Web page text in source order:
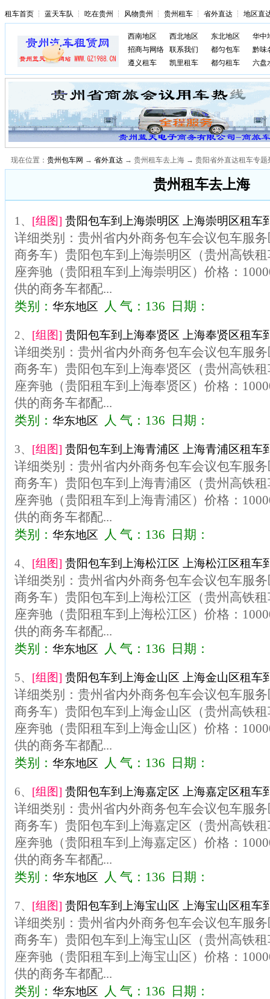
租车首页 ┆ 蓝天车队 ┆ 吃在贵州 ┆ 风物贵州 ┆ 贵州租车 ┆ 省外直达 ┆ 地区直
西南地区 西北地区 东北地区
华中
招商与网络
联系我们 都匀包车
黔味
遵义租车
凯里租车 都匀租车 六盘
现在位置： 贵州包车网 → 省外直达 → 贵州租车去上海 → 贵阳省外直达租车专题
贵州租车去上海
1、 [组图] 贵阳包车到上海崇明区 上海崇明区租车
详细类别：贵州省内外商务包车会议包车服
商务车）贵阳包车到上海崇明区（贵州高铁
座奔驰（贵阳租车到上海崇明区）价格：
供的商务车都配...
类别： 华东地区 人 气：136 日期：
2、 [组图] 贵阳包车到上海奉贤区 上海奉贤区租车
详细类别：贵州省内外商务包车会议包车服
商务车）贵阳包车到上海奉贤区（贵州高铁
座奔驰（贵阳租车到上海奉贤区）价格：
供的商务车都配...
类别： 华东地区 人 气：136 日期：
3、 [组图] 贵阳包车到上海青浦区 上海青浦区租车
详细类别：贵州省内外商务包车会议包车服
商务车）贵阳包车到上海青浦区（贵州高铁
座奔驰（贵阳租车到上海青浦区）价格：
供的商务车都配...
类别： 华东地区 人 气：136 日期：
4、 [组图] 贵阳包车到上海松江区 上海松江区租车
详细类别：贵州省内外商务包车会议包车服
商务车）贵阳包车到上海松江区（贵州高铁
座奔驰（贵阳租车到上海松江区）价格：
供的商务车都配...
类别： 华东地区 人 气：136 日期：
5、 [组图] 贵阳包车到上海金山区 上海金山区租车
详细类别：贵州省内外商务包车会议包车服
商务车）贵阳包车到上海金山区（贵州高铁
座奔驰（贵阳租车到上海金山区）价格：
供的商务车都配...
类别： 华东地区 人 气：136 日期：
6、 [组图] 贵阳包车到上海嘉定区 上海嘉定区租车
详细类别：贵州省内外商务包车会议包车服
商务车）贵阳包车到上海嘉定区（贵州高铁
座奔驰（贵阳租车到上海嘉定区）价格：
供的商务车都配...
类别： 华东地区 人 气：136 日期：
7、 [组图] 贵阳包车到上海宝山区 上海宝山区租车
详细类别：贵州省内外商务包车会议包车服
商务车）贵阳包车到上海宝山区（贵州高铁
座奔驰（贵阳租车到上海宝山区）价格：
供的商务车都配...
类别： 华东地区 人 气：136 日期：